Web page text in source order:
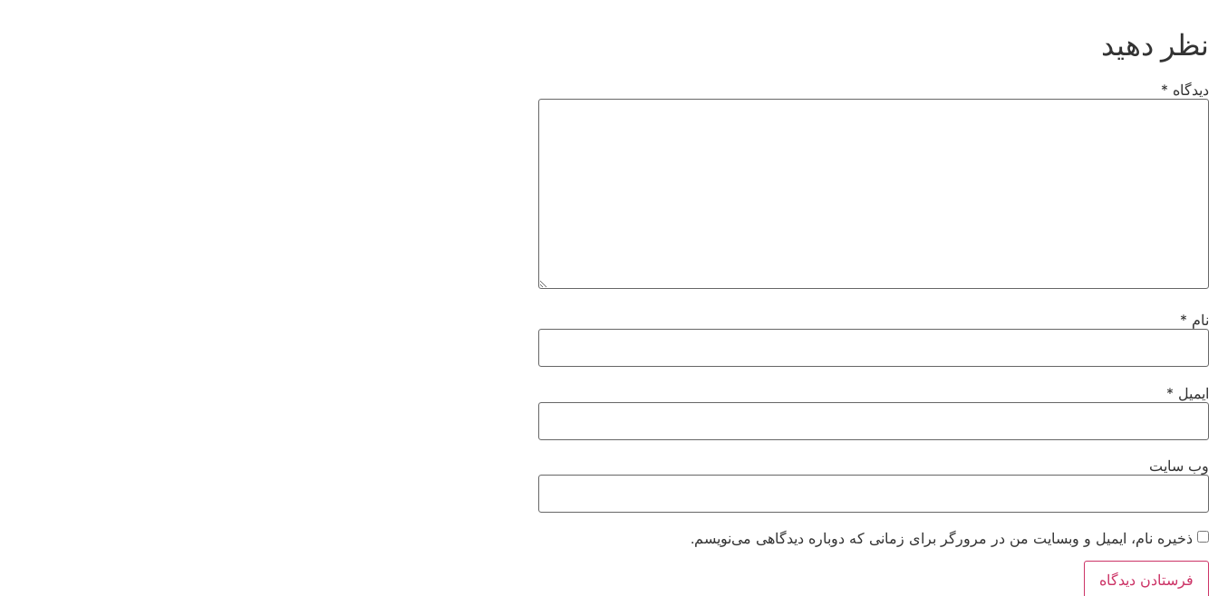
نظر دهید
دیدگاه *
نام *
ایمیل *
وب‌ سایت
ذخیره نام، ایمیل و وبسایت من در مرورگر برای زمانی که دوباره دیدگاهی می‌نویسم.